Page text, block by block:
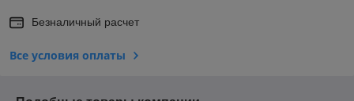
Безналичный расчет
Все условия оплаты